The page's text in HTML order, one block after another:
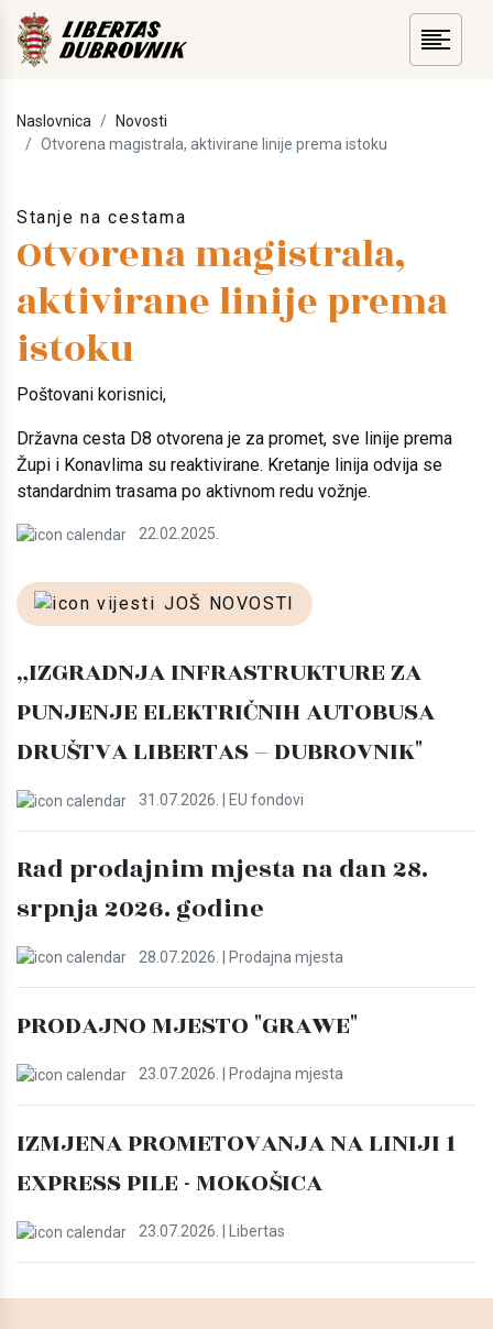
Naslovnica
Novosti
Otvorena magistrala, aktivirane linije prema istoku
Stanje na cestama
Otvorena magistrala,
aktivirane linije prema
istoku
Poštovani korisnici,
Državna cesta D8 otvorena je za promet, sve linije prema
Župi i Konavlima su reaktivirane. Kretanje linija odvija se
standardnim trasama po aktivnom redu vožnje.
22.02.2025.
JOŠ NOVOSTI
„IZGRADNJA INFRASTRUKTURE ZA
PUNJENJE ELEKTRIČNIH AUTOBUSA
DRUŠTVA LIBERTAS – DUBROVNIK"
31.07.2026. | EU fondovi
Rad prodajnim mjesta na dan 28.
srpnja 2026. godine
28.07.2026. | Prodajna mjesta
PRODAJNO MJESTO "GRAWE"
23.07.2026. | Prodajna mjesta
IZMJENA PROMETOVANJA NA LINIJI 1
EXPRESS PILE - MOKOŠICA
23.07.2026. | Libertas